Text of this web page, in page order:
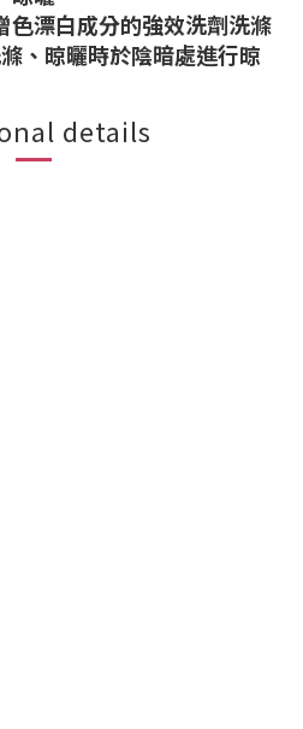
色漂白成分的強效洗劑洗滌
、晾曬時於陰暗處進行晾
details